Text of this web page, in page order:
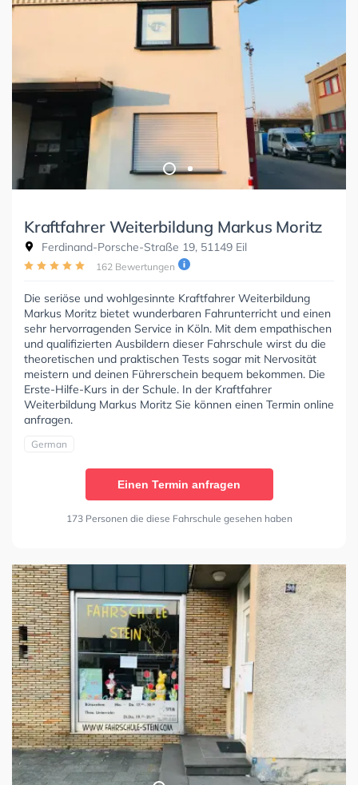
Kraftfahrer Weiterbildung Markus Moritz
Ferdinand-Porsche-Straße 19, 51149 Eil
162 Bewertungen
Die seriöse und wohlgesinnte Kraftfahrer Weiterbildung
Markus Moritz bietet wunderbaren Fahrunterricht und einen
sehr hervorragenden Service in Köln. Mit dem empathischen
und qualifizierten Ausbildern dieser Fahrschule wirst du die
theoretischen und praktischen Tests sogar mit Nervosität
meistern und deinen Führerschein bequem bekommen. Die
Erste-Hilfe-Kurs in der Schule. In der Kraftfahrer
Weiterbildung Markus Moritz Sie können einen Termin online
anfragen.
German
Einen Termin anfragen
173 Personen die diese Fahrschule gesehen haben